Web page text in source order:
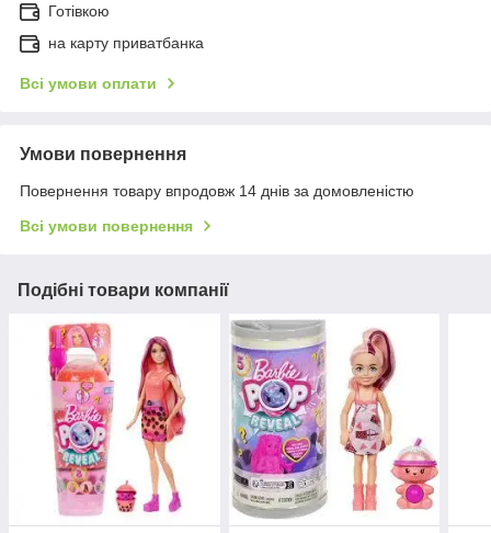
Готівкою
на карту приватбанка
Всі умови оплати
Умови повернення
Повернення товару впродовж 14 днів за домовленістю
Всі умови повернення
Подібні товари компанії